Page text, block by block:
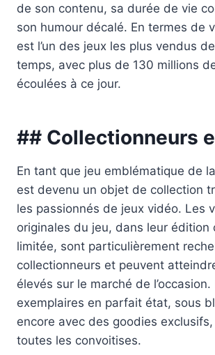
de son contenu, sa durée de vie
son humour décalé. En termes de
est l’un des jeux les plus vendus
temps, avec plus de 130 millions
écoulées à ce jour.
## Collectionneurs
En tant que jeu emblématique de
est devenu un objet de collection
les passionnés de jeux vidéo. Les
originales du jeu, dans leur édition
limitée, sont particulièrement
collectionneurs et peuvent
élevés sur le marché de l’occasion.
exemplaires en parfait état, sous
encore avec des goodies exclusifs,
toutes les convoitises.